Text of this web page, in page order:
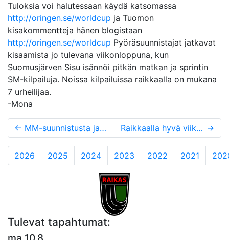
Tuloksia voi halutessaan käydä katsomassa
http://oringen.se/worldcup ja Tuomon
kisakommentteja hänen blogistaan
http://oringen.se/worldcup Pyöräsuunnistajat jatkavat
kisaamista jo tulevana viikonloppuna, kun
Suomusjärven Sisu isännöi pitkän matkan ja sprintin
SM-kilpailuja. Noissa kilpailuissa raikkaalla on mukana
7 urheilijaa.
-Mona
← MM-suunnistusta ja FIN5 Raikkaalla hyvä viikonloppu aluemestaruuskisoissa →
2026 2025 2024 2023 2022 2021
Tulevat tapahtumat: